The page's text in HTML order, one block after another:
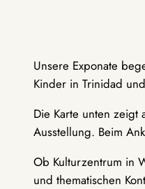
Unsere Exponate
Kinder in Trinidad
Die Karte unten zeigt
Ausstellung. Beim
Ob Kulturzentrum in
und thematischen